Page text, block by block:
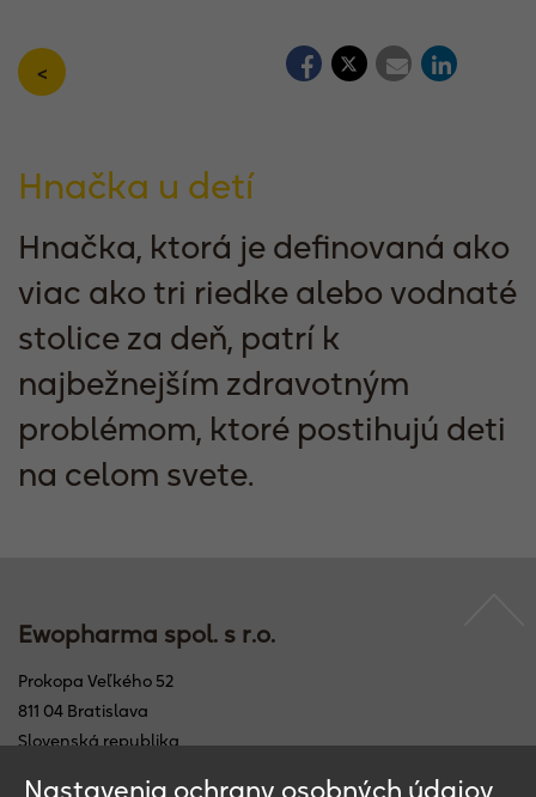
<
Hnačka u detí
Hnačka, ktorá je definovaná ako
viac ako tri riedke alebo vodnaté
stolice za deň, patrí k
najbežnejším zdravotným
problémom, ktoré postihujú deti
na celom svete.
Ewopharma spol. s r.o.
Prokopa Veľkého 52
811 04 Bratislava
Slovenská republika
Nastavenia ochrany osobných údajov